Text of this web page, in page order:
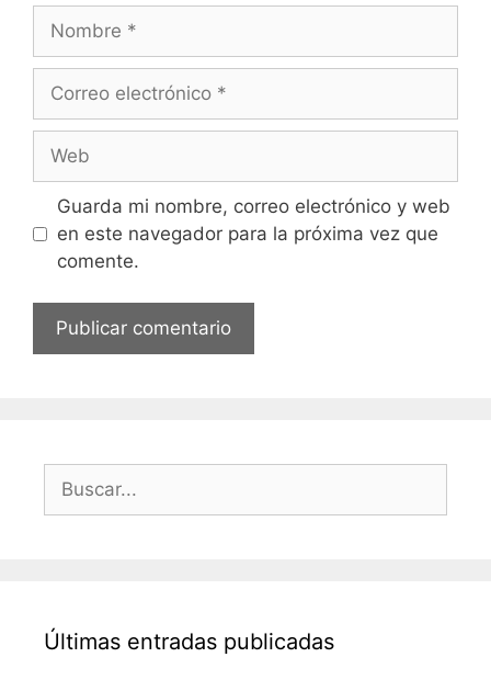
electrónico
Guarda mi nombre, correo electrónico y web
en este navegador para la próxima vez que
comente.
Buscar:
Últimas entradas publicadas